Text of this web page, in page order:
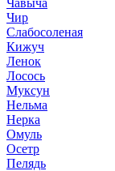
Чавыча
Чир
Слабосоленая
Кижуч
Ленок
Лосось
Муксун
Нельма
Нерка
Омуль
Осетр
Пелядь